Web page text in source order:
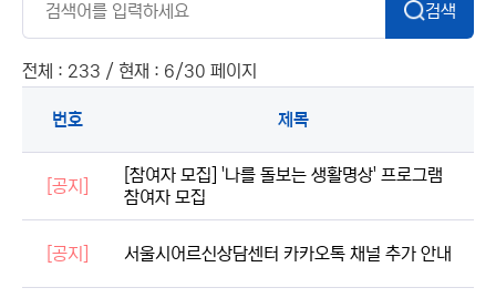
검색
전체 : 233 / 현재 : 6/30 페이지
번호 제목
[공지]
[참여자 모집] '나를 돌보는 생활명상' 프로그램
참여자 모집
[공지] 서울시어르신상담센터 카카오톡 채널 추가 안내